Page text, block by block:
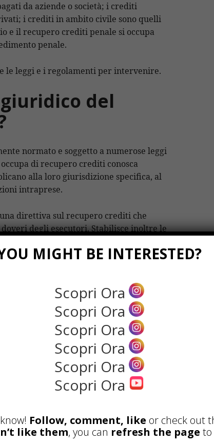
da aziende o società; i crediti
i crediti in ambito civile sono quelli
e il recupero crediti penale si occupa
penale.
le leggi e i regolamenti per intervenire.
del
normato e soggetto a numerose leggi
di recupero crediti conosca
alla loro giurisdizione specifica, al
intraprese.
direttiva sul recupero crediti che
degli esecutori. Stabilisce inoltre le
alcune pratiche, come le
presente nell’articolo 115 del
sicurezza. Si tratta delRegio Decreto
Gazzetta Ufficiale n.146 del 26 giugno
consumatori e
crediti
in materia di recupero crediti.
e sono in grado di garantire
MIGHT BE INTERESTED?
Scopri Ora
Scopri Ora
Scopri Ora
Scopri Ora
Scopri Ora
Scopri Ora
Follow, comment, like or check out
like them, you can refresh the page to